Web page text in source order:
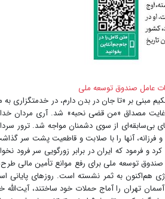
عامل صندوق توسعه ملی
مبنی بر «تا جان در بدن دارم، در خدمتگزاری
مصداق «من قضی نحبه» شد. آری مردان خدا
بی‌سابقه‌ای از سوی دشمنان مواجه شد. ترور
و فرزانه، آنها را با صلابت و قاطعیت پشت سر
و فرمود که ایران در برابر زورگویی سر فرود
توسعه ملی برای رفع موانع تأمین مالی
آسمان تهران را آماج حملات خود ساختند،